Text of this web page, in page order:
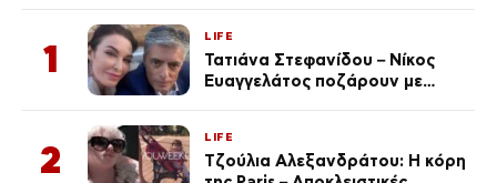
1
LIFE
Τατιάνα Στεφανίδου – Νίκος
Ευαγγελάτος ποζάρουν με
2
LIFE
Τζούλια Αλεξανδράτου: Η κόρη